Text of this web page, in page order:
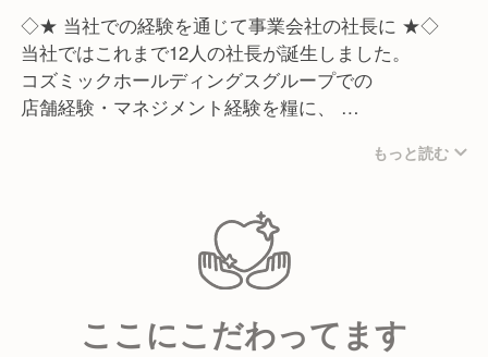
◇★ 当社での経験を通じて事業会社の社長に ★◇
当社ではこれまで12人の社長が誕生しました。
コズミックホールディングスグループでの
店舗経験・マネジメント経験を糧に、
夢を結実させています。
≪入社後のキャリアプラン≫
やるべきことは多く、取り組むべき課題も多いです
もっと読む
ここにこだわってます